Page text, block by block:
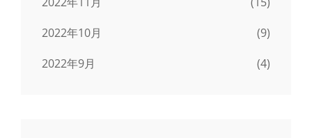
2022年10月
(9)
2022年9月
(4)